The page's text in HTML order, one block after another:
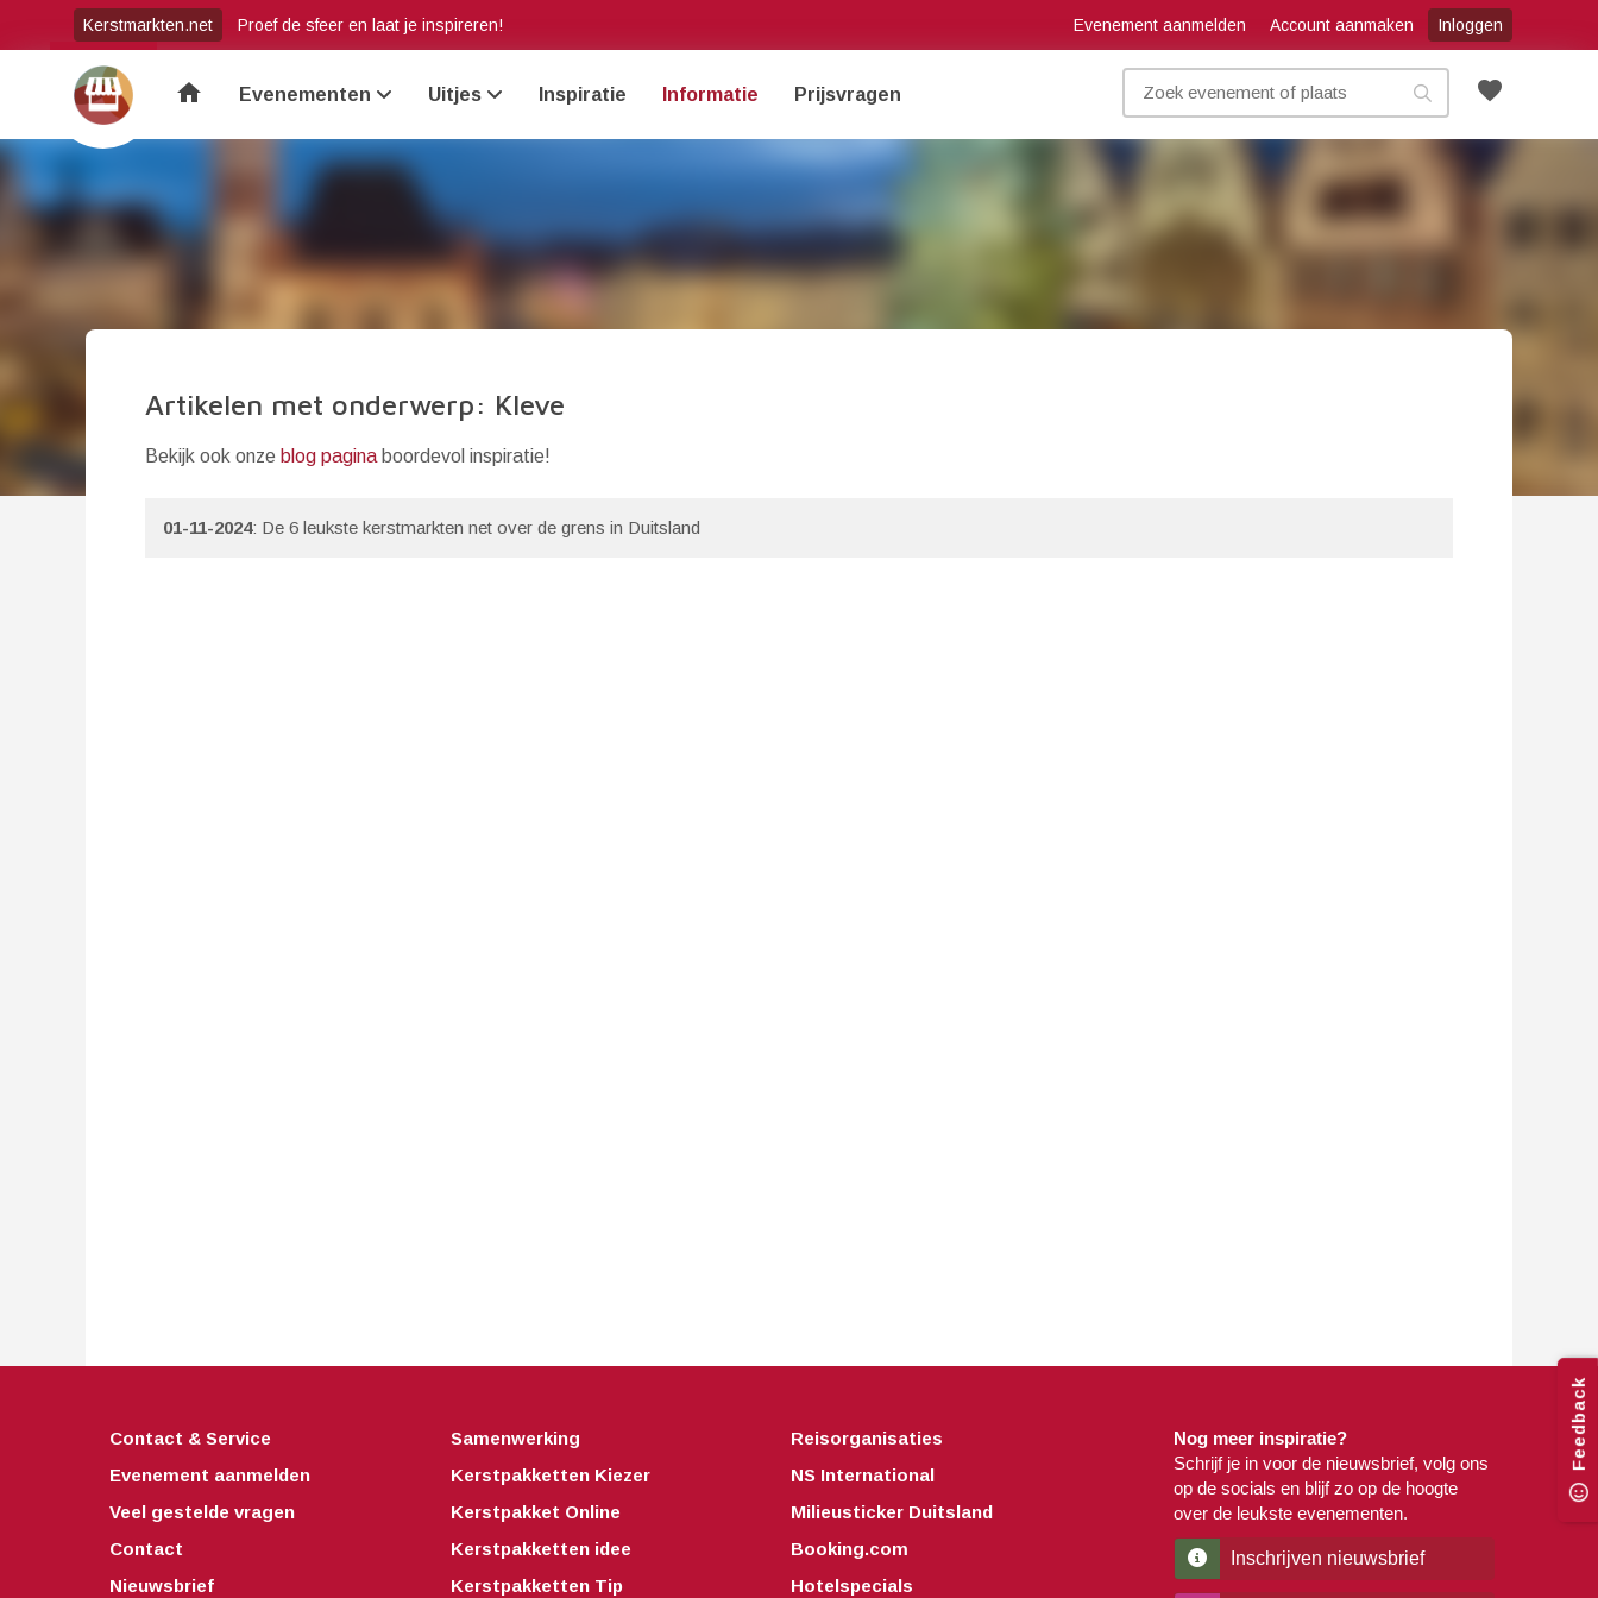
Kerstmarkten.net Proef de sfeer en laat je inspireren! Evenement aanmelden Account aanmaken Inloggen
favorite
home Evenementen Uitjes Inspiratie Informatie Prijsvragen
Artikelen met onderwerp: Kleve
Bekijk ook onze blog pagina boordevol inspiratie!
01-11-2024: De 6 leukste kerstmarkten net over de grens in Duitsland
Contact & Service
Evenement aanmelden
Veel gestelde vragen
Contact
Nieuwsbrief
Samenwerking
Kerstpakketten Kiezer
Kerstpakket Online
Kerstpakketten idee
Kerstpakketten Tip
Reisorganisaties
NS International
Milieusticker Duitsland
Booking.com
Hotelspecials
Nog meer inspiratie?
Schrijf je in voor de nieuwsbrief, volg ons
op de socials en blijf zo op de hoogte
over de leukste evenementen.
Inschrijven nieuwsbrief
Feedback